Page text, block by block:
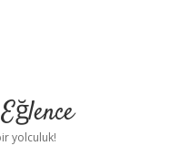
yolculuk!